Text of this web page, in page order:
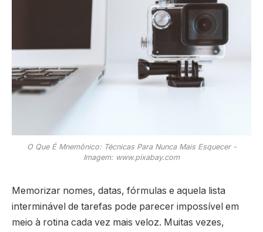
O Que É Mnemônico: Técnicas Para Nunca Mais Esquecer -
Imagem: www.pixabay.com
Memorizar nomes, datas, fórmulas e aquela lista
interminável de tarefas pode parecer impossível em
meio à rotina cada vez mais veloz. Muitas vezes,